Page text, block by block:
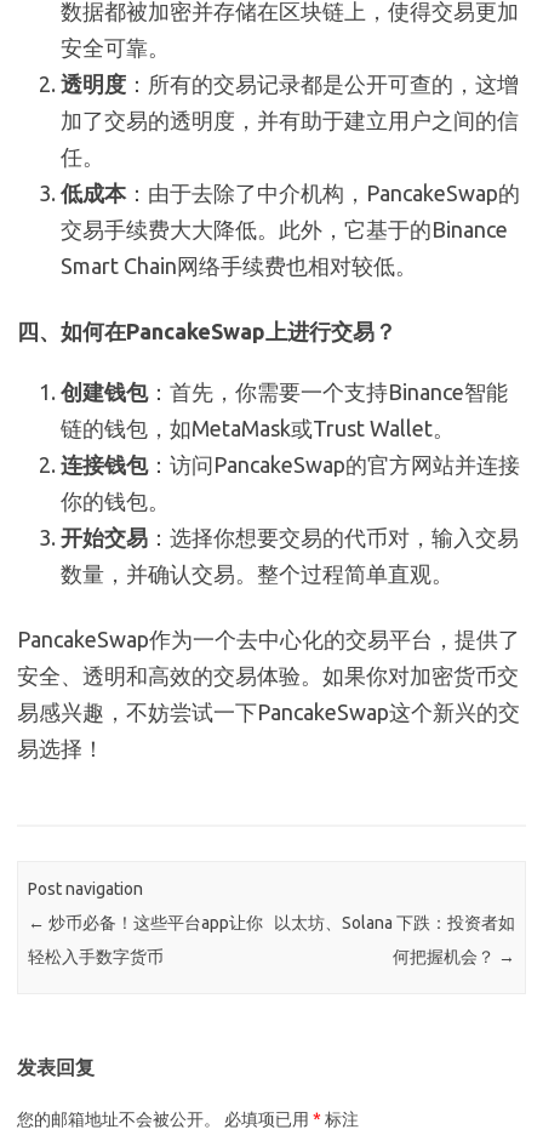
数据都被加密并存储在区块链上，使得交易更加
安全可靠。
透明度 ：所有的交易记录都是公开可查的，这增
加了交易的透明度，并有助于建立用户之间的信
任。
低成本：由于去除了中介机构，PancakeSwap的
交易手续费大大降低。此外，它基于的Binance
Smart Chain网络手续费也相对较低。
四、如何在PancakeSwap上进行交易？
创建钱包：首先，你需要一个支持Binance智能
链的钱包，如MetaMask或Trust Wallet。
连接钱包：访问PancakeSwap的官方网站并连接
你的钱包。
开始交易 ：选择你想要交易的代币对，输入交易
数量，并确认交易。整个过程简单直观。
PancakeSwap作为一个去中心化的交易平台，提供了
安全、透明和高效的交易体验。如果你对加密货币交
易感兴趣，不妨尝试一下PancakeSwap这个新兴的交
易选择！
Post navigation
← 炒币必备！这些平台app让你
轻松入手数字货币
以太坊、Solana 下跌：投资者如
何把握机会？ →
发表回复
您的邮箱地址不会被公开。 必填项已用 * 标注